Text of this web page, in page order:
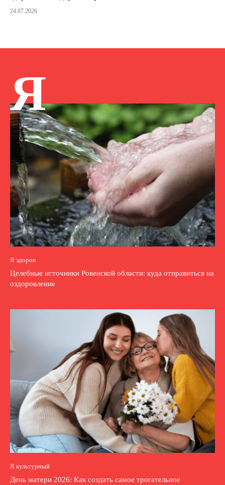
24.07.2026
Я
Я здоров
Целебные источники Ровенской области: куда отправиться на
оздоровление
Я культурный
День матери 2026: Как создать самое трогательное